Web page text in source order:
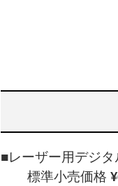
■レーザー用デジ
標準小売価格